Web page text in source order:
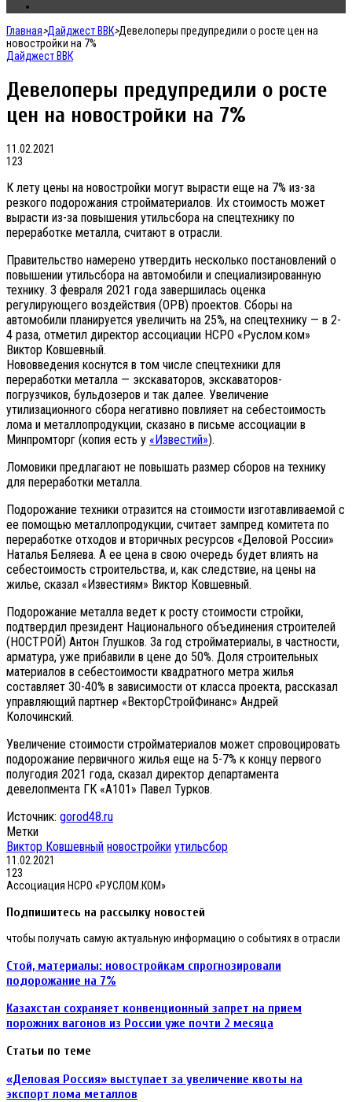
Главная>Дайджест ВВК>Девелоперы предупредили о росте цен на
новостройки на 7%
Дайджест ВВК
Девелоперы предупредили о росте
цен на новостройки на 7%
11.02.2021
123
К лету цены на новостройки могут вырасти еще на 7% из-за
резкого подорожания стройматериалов. Их стоимость может
вырасти из-за повышения утильсбора на спецтехнику по
переработке металла, считают в отрасли.
Правительство намерено утвердить несколько постановлений о
повышении утильсбора на автомобили и специализированную
технику. 3 февраля 2021 года завершилась оценка
регулирующего воздействия (ОРВ) проектов. Сборы на
автомобили планируется увеличить на 25%, на спецтехнику — в 2-
4 раза, отметил директор ассоциации НСРО «Руслом.ком»
Виктор Ковшевный.
Нововведения коснутся в том числе спецтехники для
переработки металла — экскаваторов, экскаваторов-
погрузчиков, бульдозеров и так далее. Увеличение
утилизационного сбора негативно повлияет на себестоимость
лома и металлопродукции, сказано в письме ассоциации в
Минпромторг (копия есть у «Известий»).
Ломовики предлагают не повышать размер сборов на технику
для переработки металла.
Подорожание техники отразится на стоимости изготавливаемой с
ее помощью металлопродукции, считает зампред комитета по
переработке отходов и вторичных ресурсов «Деловой России»
Наталья Беляева. А ее цена в свою очередь будет влиять на
себестоимость строительства, и, как следствие, на цены на
жилье, сказал «Известиям» Виктор Ковшевный.
Подорожание металла ведет к росту стоимости стройки,
подтвердил президент Национального объединения строителей
(НОСТРОЙ) Антон Глушков. За год стройматериалы, в частности,
арматура, уже прибавили в цене до 50%. Доля строительных
материалов в себестоимости квадратного метра жилья
составляет 30-40% в зависимости от класса проекта, рассказал
управляющий партнер «ВекторСтройФинанс» Андрей
Колочинский.
Увеличение стоимости стройматериалов может спровоцировать
подорожание первичного жилья еще на 5-7% к концу первого
полугодия 2021 года, сказал директор департамента
девелопмента ГК «А101» Павел Турков.
Источник: gorod48.ru
Метки
Виктор Ковшевный новостройки утильсбор
11.02.2021
123
Ассоциация НСРО «РУСЛОМ.КОМ»
Подпишитесь на рассылку новостей
чтобы получать самую актуальную информацию о событиях в отрасли
Стой, материалы: новостройкам спрогнозировали
подорожание на 7%
Казахстан сохраняет конвенционный запрет на прием
порожних вагонов из России уже почти 2 месяца
Статьи по теме
«Деловая Россия» выступает за увеличение квоты на
экспорт лома металлов